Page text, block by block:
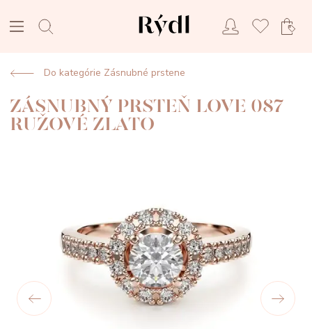
Do kategórie Zásnubné prstene
ZÁSNUBNÝ PRSTEŇ LOVE 087
RUŽOVÉ ZLATO